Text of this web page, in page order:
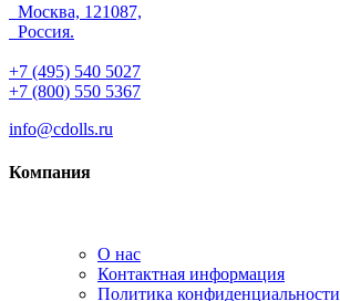
Москва, 121087,
Россия.
+7 (495) 540 5027
+7 (800) 550 5367
info@cdolls.ru
Компания
О нас
Контактная информация
Политика конфиденциальности